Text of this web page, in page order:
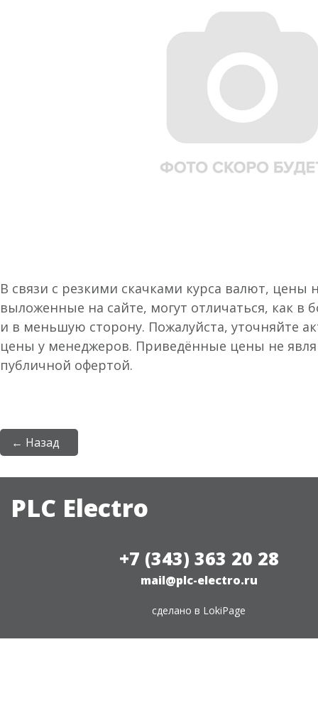
В связи с резкими скачками курса валют, цены
выложенные на сайте, могут отличаться, как в
и в меньшую сторону. Пожалуйста, уточняйте
цены у менеджеров. Приведённые цены не
публичной офертой.
← Назад
PLC Electro
+7 (343) 363 20 28
mail@plc-electro.ru
сделано в LokiPage